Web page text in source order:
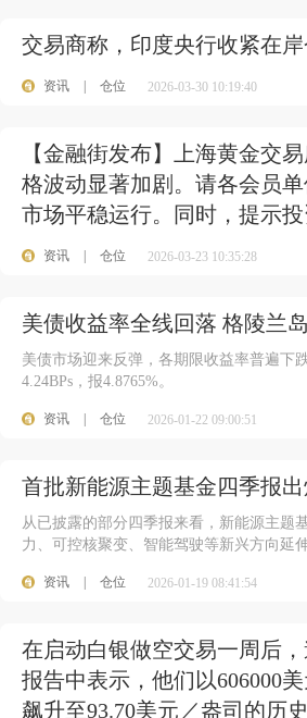
交易商称，印度央行收紧在
资讯 仓位 2026-03-30 10:19:40
【金融街发布】上海黄金交
格波动显著加剧。请各会员
市场平稳运行。同时，提示
资讯 仓位 2026-03-23 10:35:28
美债收益率全线回落 格陵兰
美债市场迎来反弹，各期限收益率普遍下
4.24BPs，报4.8765%。
资讯 仓位 2026-01-22 09:00:51
首批新能源主题基金四季报
从已披露的部分四季报来看，新能源主题
力、可控核聚变、智能驾驶等新兴方向延伸
资讯 仓位 2026-01-19 08:41:54
在启动白银做空交易一周后
报告中表示，他们以606000
飙升至93.70美元／盎司的历